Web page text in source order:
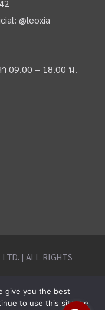
@leoxia
09.00 – 18.00 น.
| ALL RIGHTS
give you the best
to use this site we